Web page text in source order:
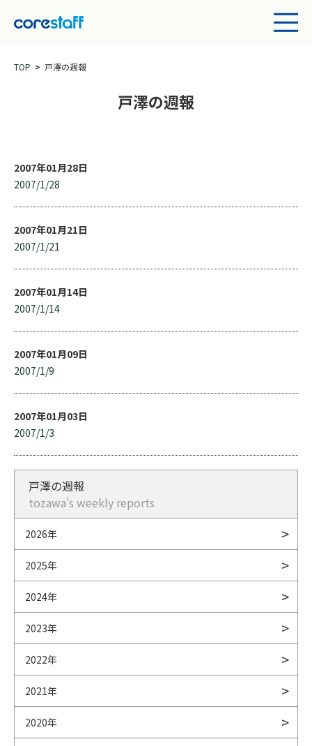
TOP 戸澤の週報
戸澤の週報
2007年01月28日
2007/1/28
2007年01月21日
2007/1/21
2007年01月14日
2007/1/14
2007年01月09日
2007/1/9
2007年01月03日
2007/1/3
戸澤の週報
tozawa's weekly reports
2026年
2025年
2024年
2023年
2022年
2021年
2020年